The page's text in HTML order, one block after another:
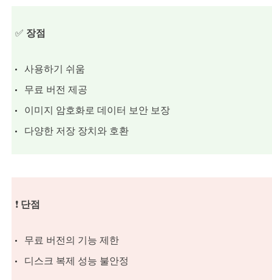
✅ 장점
사용하기 쉬움
무료 버전 제공
이미지 암호화로 데이터 보안 보장
다양한 저장 장치와 호환
❗ 단점
무료 버전의 기능 제한
디스크 복제 성능 불안정